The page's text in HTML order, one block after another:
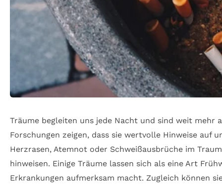
Träume begleiten uns jede Nacht und sind weit mehr
Forschungen zeigen, dass sie wertvolle Hinweise auf
Herzrasen, Atemnot oder Schweißausbrüche im
hinweisen. Einige Träume lassen sich als eine Art
Erkrankungen aufmerksam macht. Zugleich können